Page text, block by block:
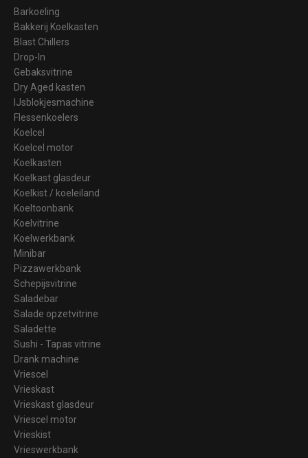
Barkoeling
Bakkerij Koelkasten
Blast Chillers
Drop-In
Gebaksvitrine
Dry Aged kasten
IJsblokjesmachine
Flessenkoelers
Koelcel
Koelcel motor
Koelkasten
Koelkast glasdeur
Koelkist / koeleiland
Koeltoonbank
Koelvitrine
Koelwerkbank
Minibar
Pizzawerkbank
Schepijsvitrine
Saladebar
Salade opzetvitrine
Saladette
Sushi - Tapas vitrine
Drank machine
Vriescel
Vrieskast
Vrieskast glasdeur
Vriescel motor
Vrieskist
Vrieswerkbank